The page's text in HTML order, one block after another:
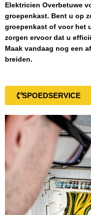
Elektricien Overbetuwe
groepenkast. Bent u op
groepenkast of voor het
zorgen ervoor dat u
Maak vandaag nog een
breiden.
SPOEDSERVICE